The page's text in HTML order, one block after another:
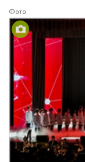
Фото